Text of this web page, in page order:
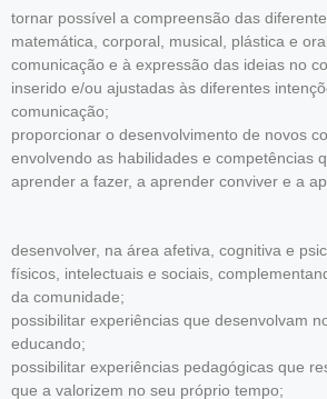
tornar possível a compreensão das
matemática, corporal, musical, plástica e
comunicação e à expressão das ideias no
inserido e/ou ajustadas às diferentes
comunicação;
proporcionar o desenvolvimento de novos
envolvendo as habilidades e competências
aprender a fazer, a aprender conviver e a
desenvolver, na área afetiva, cognitiva e
físicos, intelectuais e sociais,
da comunidade;
possibilitar experiências que desenvolvam
educando;
possibilitar experiências pedagógicas que
que a valorizem no seu próprio tempo;